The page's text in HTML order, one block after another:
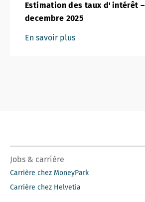
Estimation des taux d'intérêt –
decembre 2025
En savoir plus
Jobs & carrière
Carrière chez MoneyPark
Carrière chez Helvetia